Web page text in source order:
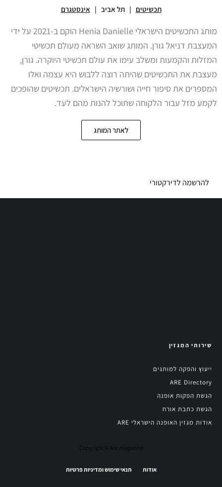
תכשיטים | תל אביב | אינסטגרם
מותג התכשיטים הישראלי
Henia Danielle הוקם ב-2021 על ידי
המעצבת דניאל גורן. המותג שואב השראה מעולם תכשיטי
המזלות והקמעות ומשלב עימו את עולם תכשיטי היוקרה. גורן,
מעצבת את התכשיטים שהיתה רוצה ללבוש היא עצמה ואלו
המספרים את סיפור חייה ושורשיה הישראלים. תכשיטים שהופכים
לקמע מזל עבור הלקוחה שתוכל להנות מהם לעד.
לאתר המותג
להרשמה לדירקטורי
שירותי המגזין
ייעוץ והפקה למותגים
ARE Directory
הגשת הפקות אופנה
הגשת כתבת אורח
אודות מגזין האופנה הישראלי ARE
Copyright © Are magazine
אודות תנאי שימוש ומדיניות פרטיות